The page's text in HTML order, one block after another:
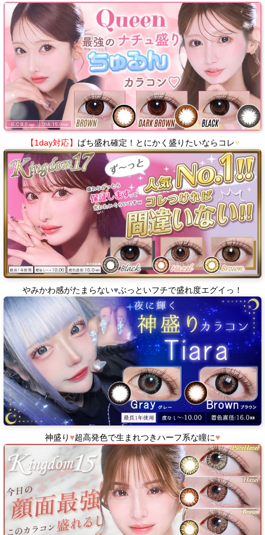
【1day対応】 ばち盛れ確定！とにかく盛りたいならコレ♥
やみかわ感がたまらない♥ぶっといフチで盛れ度エグイっ！
神盛り♥超高発色で生まれつきハーフ系な瞳に♥